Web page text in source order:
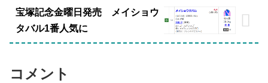
宝塚記念金曜日発売 メイショウ
タバル1番人気に
コメント